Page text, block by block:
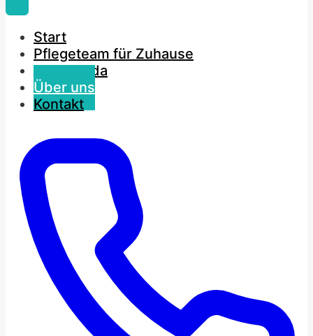
Start
Pflegeteam für Zuhause
Haus Linda
Über uns
Kontakt